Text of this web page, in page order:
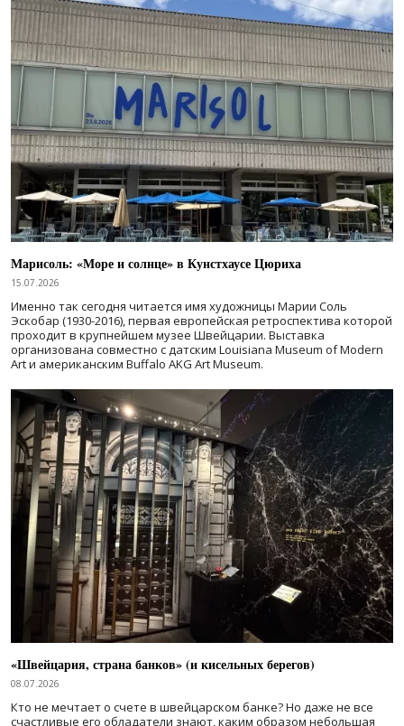
Марисоль: «Море и солнце» в Кунстхаусе Цюриха
15.07.2026
Именно так сегодня читается имя художницы Марии Соль
Эскобар (1930-2016), первая европейская ретроспектива которой
проходит в крупнейшем музее Швейцарии. Выставка
организована совместно с датским Louisiana Museum of Modern
Art и американским Buffalo AKG Art Museum.
«Швейцария, страна банков» (и кисельных берегов)
08.07.2026
Кто не мечтает о счете в швейцарском банке? Но даже не все
счастливые его обладатели знают, каким образом небольшая